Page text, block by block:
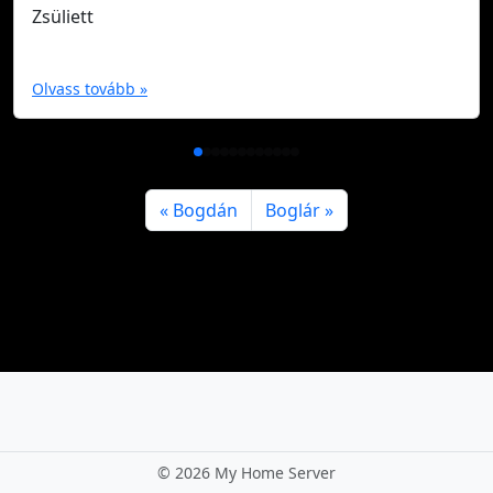
Zsüliett
Olvass tovább »
Bogdán Boglár
© 2026 My Home Server